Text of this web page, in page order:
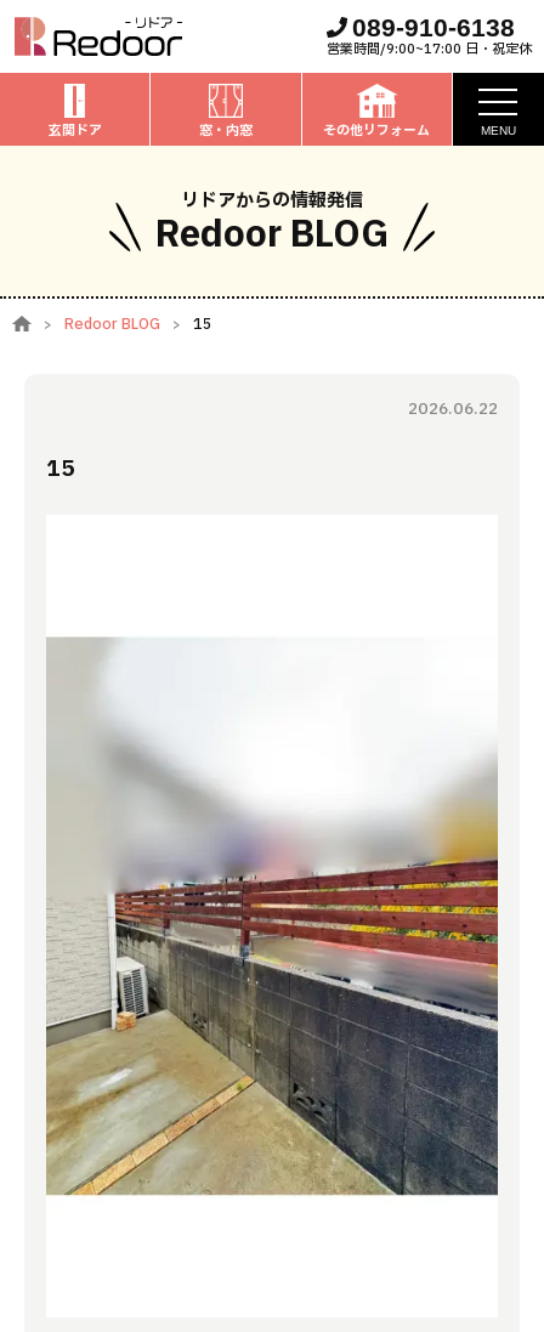
089-910-6138
営業時間/9:00~17:00 日・祝定休
玄関ドア 窓・内窓 その他リフォーム MENU
私たちについて
取扱商品
お家全般
お客様の声
リドアからの情報発信
Redoor BLOG
Redoor BLOG 15
2026.06.22
15